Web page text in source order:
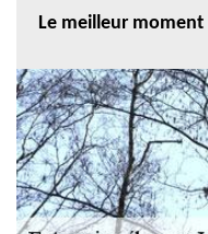
Le meilleur